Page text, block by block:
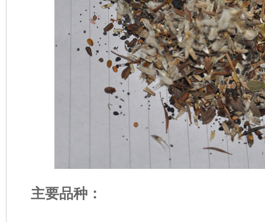
主要品种：